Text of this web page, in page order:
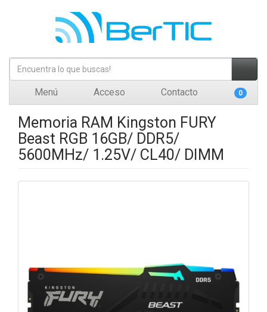
Menú Acceso Contacto 0
Memoria RAM Kingston FURY
Beast RGB 16GB/ DDR5/
5600MHz/ 1.25V/ CL40/ DIMM